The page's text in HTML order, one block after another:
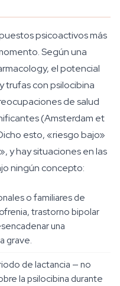
psicoactivos más
Según una
el potencial
trufas con psilocibina
de salud
(Amsterdam et
esto, «riesgo bajo»
y hay situaciones en las
ningún concepto:
o familiares de
trastorno bipolar
una
grave.
de lactancia — no
la psilocibina durante